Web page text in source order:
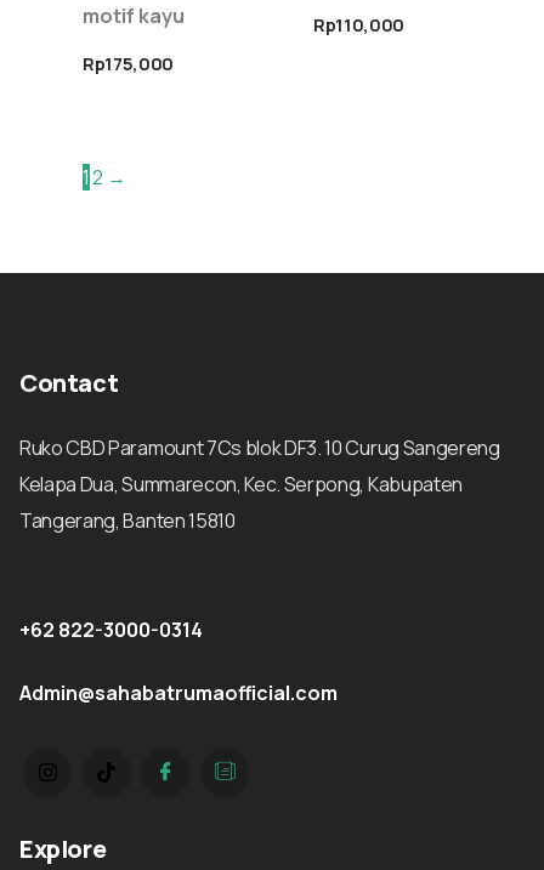
motif kayu
Rp175,000
Rp110,000
12 →
Contact
Ruko CBD Paramount 7Cs blok DF3. 10 Curug Sangereng
Kelapa Dua, Summarecon, Kec. Serpong, Kabupaten
Tangerang, Banten 15810
+62 822-3000-0314
Admin@sahabatrumaofficial.com
Explore